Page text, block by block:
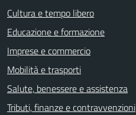
Cultura e tempo libero
Educazione e formazione
Imprese e commercio
Mobilità e trasporti
Salute, benessere e assistenza
Tributi, finanze e contravvenzioni